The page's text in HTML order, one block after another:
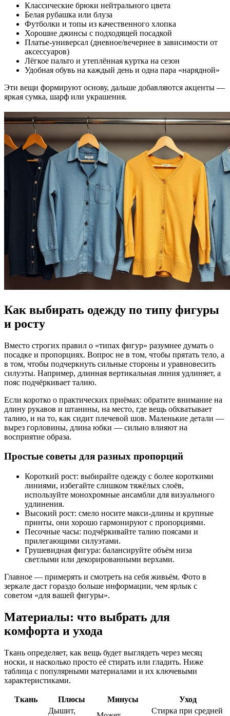
Классические брюки нейтрального цвета
Белая рубашка или блуза
Футболки и топы из качественного хлопка
Хорошие джинсы с подходящей посадкой
Платье-универсал (дневное/вечернее в зависимости от
аксессуаров)
Лёгкое пальто и утеплённая куртка на сезон
Удобная обувь на каждый день и одна пара «нарядной»
Эти вещи формируют основу, дальше добавляются акценты —
яркая сумка, шарф или украшения.
Как выбирать одежду по типу фигуры
и росту
Вместо строгих правил о «типах фигур» разумнее думать о
посадке и пропорциях. Вопрос не в том, чтобы прятать тело, а
в том, чтобы подчеркнуть сильные стороны и уравновесить
силуэты. Например, длинная вертикальная линия удлиняет, а
пояс подчёркивает талию.
Если коротко о практических приёмах: обратите внимание на
длину рукавов и штанины, на место, где вещь обхватывает
талию, и на то, как сидит плечевой шов. Маленькие детали —
вырез горловины, длина юбки — сильно влияют на
восприятие образа.
Простые советы для разных пропорций
Короткий рост: выбирайте одежду с более короткими
линиями, избегайте слишком тяжёлых слоёв,
используйте монохромные ансамбли для визуального
удлинения.
Высокий рост: смело носите макси-длины и крупные
принты, они хорошо гармонируют с пропорциями.
Песочные часы: подчёркивайте талию поясами и
прилегающими силуэтами.
Грушевидная фигура: балансируйте объём низа
светлыми или декорированными верхами.
Главное — примерять и смотреть на себя живьём. Фото в
зеркале даст гораздо больше информации, чем ярлык с
советом «для вашей фигуры».
Материалы: что выбрать для
комфорта и ухода
Ткань определяет, как вещь будет выглядеть через месяц
носки, и насколько просто её стирать или гладить. Ниже
таблица с популярными материалами и их ключевыми
характеристиками.
Ткань Плюсы Минусы
Уход
Дышит,
Стирка при средней